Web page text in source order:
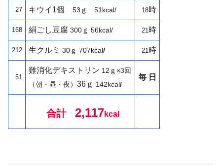
27 キウイ1個53 ｇ 51kcal/ 18時
168 絹ごし豆腐 300ｇ 56kcal/ 21 時
212 生クルミ30ｇ 707kcal/ 21 時
51
難消化デキストリン 12ｇ×3回
（朝・昼・夜）36ｇ 142kcal/
毎 日
合計 2,117kcal